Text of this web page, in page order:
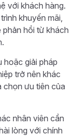
với khách hàng.
khuyến mãi,
phản hồi từ khách
hoặc giải pháp
trở nên khác
chọn ưu tiên của
nhân viên cần
lòng với chính